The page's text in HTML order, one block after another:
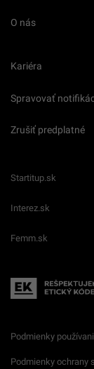
O nás
Kariéra
Spravovať
Zrušiť predplatné
Startitup.sk
Interez.sk
Femm.sk
Podmienky
Podmienky ochrany